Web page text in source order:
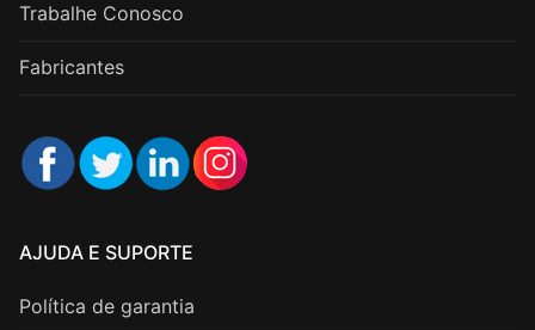
Trabalhe Conosco
Fabricantes
AJUDA E SUPORTE
Política de garantia